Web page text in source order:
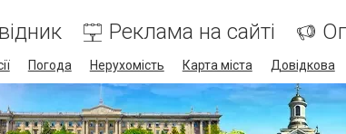
Реклама на сайті
Погода Нерухомість Карта міста Довідкова